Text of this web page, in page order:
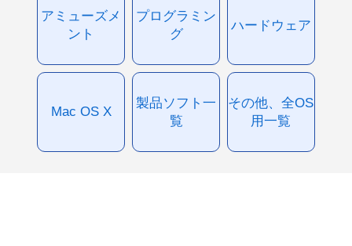
アミューズメ
ント
プログラミン
グ
ハードウェア
Mac OS X
製品ソフト一
覧
その他、全OS
用一覧